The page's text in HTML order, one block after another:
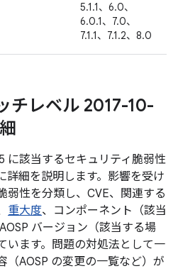
5.1.1、6.0、
6.0.1、7.0、
7.1.1、7.1.2、8.0
チレベル 2017-10-
に該当するセキュリティ脆弱性
詳細を説明します。影響を受け
弱性を分類し、CVE、関連する
重大度、コンポーネント（該当
バージョン（該当する場
います。問題の対処法として一
（AOSP の変更の一覧など）が